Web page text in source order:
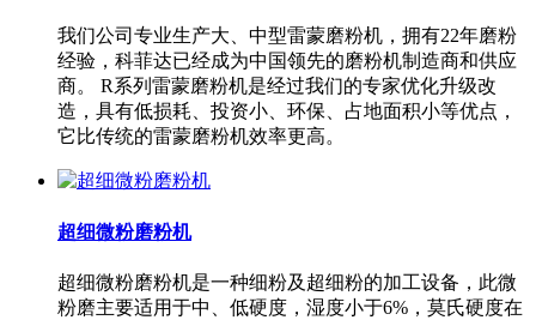
我们公司专业生产大、中型雷蒙磨粉机，拥有22年磨粉
经验，科菲达已经成为中国领先的磨粉机制造商和供应
商。 R系列雷蒙磨粉机是经过我们的专家优化升级改
造，具有低损耗、投资小、环保、占地面积小等优点，
它比传统的雷蒙磨粉机效率更高。
超细微粉磨粉机
超细微粉磨粉机是一种细粉及超细粉的加工设备，此微
粉磨主要适用于中、低硬度，湿度小于6%，莫氏硬度在